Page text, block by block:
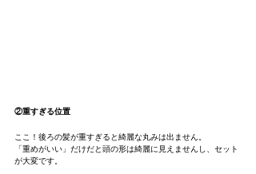
②重すぎる位置
ここ！後ろの髪が重すぎると綺麗な丸みは出ません。
「重めがいい」だけだと頭の形は綺麗に見えませんし、セット
が大変です。